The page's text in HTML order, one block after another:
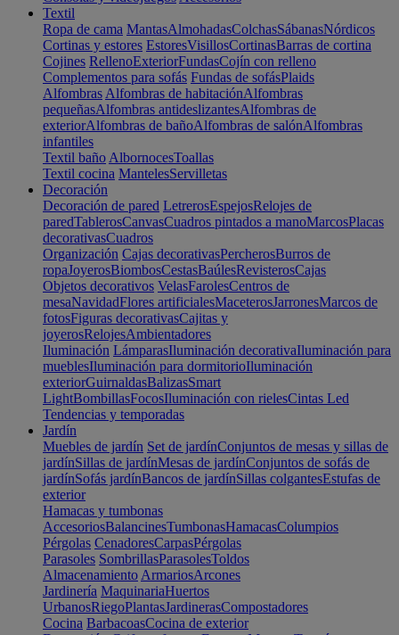
Textil
Ropa de cama MantasAlmohadasColchasSábanasNórdicos
Cortinas y estores EstoresVisillosCortinasBarras de cortina
Cojines RellenoExteriorFundasCojín con relleno
Complementos para sofás Fundas de sofásPlaids
Alfombras Alfombras de habitaciónAlfombras
pequeñasAlfombras antideslizantesAlfombras de
exteriorAlfombras de bañoAlfombras de salónAlfombras
infantiles
Textil baño AlbornocesToallas
Textil cocina MantelesServilletas
Decoración
Decoración de pared LetrerosEspejosRelojes de
paredTablerosCanvasCuadros pintados a manoMarcosPlacas
decorativasCuadros
Organización Cajas decorativasPercherosBurros de
ropaJoyerosBiombosCestasBaúlesRevisterosCajas
Objetos decorativos VelasFarolesCentros de
mesaNavidadFlores artificialesMaceterosJarronesMarcos de
fotosFiguras decorativasCajitas y
joyerosRelojesAmbientadores
Iluminación LámparasIluminación decorativaIluminación para
mueblesIluminación para dormitorioIluminación
exteriorGuirnaldasBalizasSmart
LightBombillasFocosIluminación con rielesCintas Led
Tendencias y temporadas
Jardín
Muebles de jardín Set de jardínConjuntos de mesas y sillas de
jardínSillas de jardínMesas de jardínConjuntos de sofás de
jardínSofás jardínBancos de jardínSillas colgantesEstufas de
exterior
Hamacas y tumbonas
AccesoriosBalancinesTumbonasHamacasColumpios
Pérgolas CenadoresCarpasPérgolas
Parasoles SombrillasParasolesToldos
Almacenamiento ArmariosArcones
Jardinería MaquinariaHuertos
UrbanosRiegoPlantasJardinerasCompostadores
Cocina BarbacoasCocina de exterior